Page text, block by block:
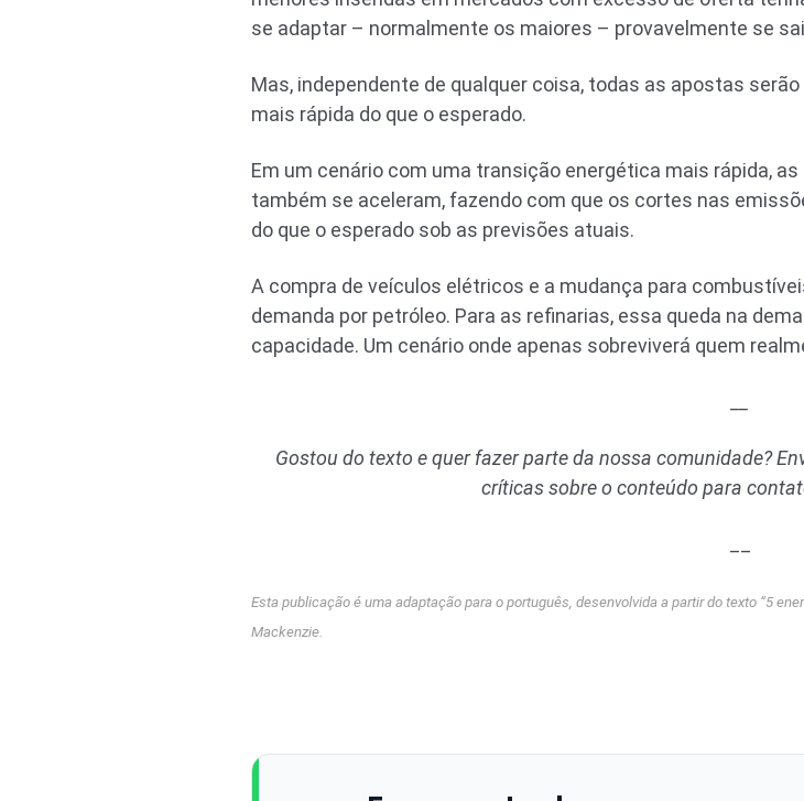
se adaptar – normalmente os maiores – provavelmente se
Mas, independente de qualquer coisa, todas as apostas
mais rápida do que o esperado.
Em um cenário com uma transição energética mais rápida,
também se aceleram, fazendo com que os cortes nas
do que o esperado sob as previsões atuais.
A compra de veículos elétricos e a mudança para
demanda por petróleo. Para as refinarias, essa queda na
capacidade. Um cenário onde apenas sobreviverá quem
Gostou do texto e quer fazer parte da nossa comunidade?
críticas sobre o conteúdo para
Esta publicação é uma adaptação para o português, desenvolvida a partir do texto “5
Mackenzie.